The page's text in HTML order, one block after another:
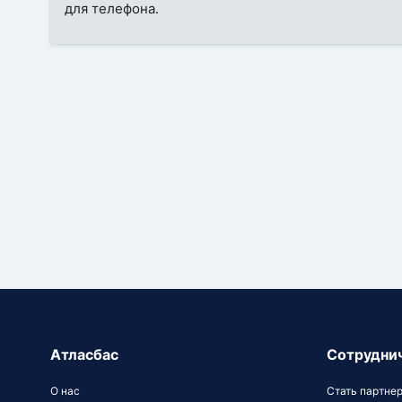
для телефона.
Атласбас
О нас Стать